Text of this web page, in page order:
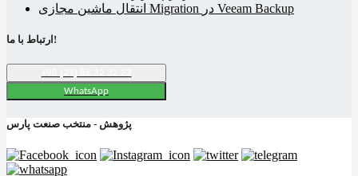
انتقال ماشین مجازی Migration در Veeam Backup
ارتباط با ما!
WhatsApp
پژوهش - منتخب صنعت پارس